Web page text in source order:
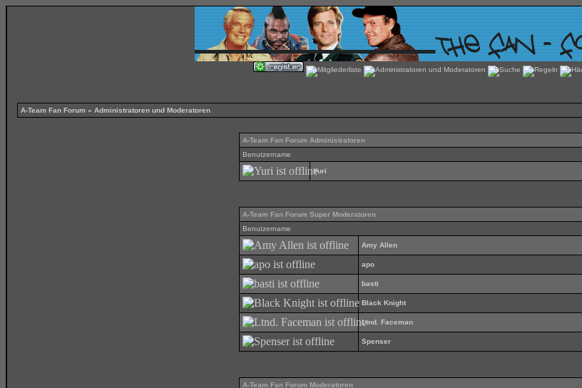
A-Team Fan Forum» Administratoren und Moderatoren
A-Team Fan Forum Administratoren
Benutzername
Yuri
A-Team Fan Forum Super Moderatoren
Benutzername
Amy Allen
apo
basti
Black Knight
Ltnd. Faceman
Spenser
A-Team Fan Forum Moderatoren